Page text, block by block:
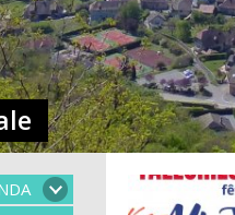
Centre